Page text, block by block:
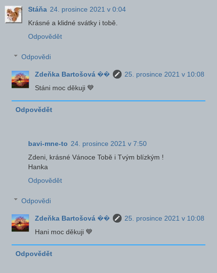
Stáňa 24. prosince 2021 v 0:04
Krásné a klidné svátky i tobě.
Odpovědět
Odpovědi
Zdeňka Bartošová ��
25. prosince 2021 v 10:08
Stáni moc děkuji 💙
Odpovědět
bavi-mne-to 24. prosince 2021 v 7:50
Zdeni, krásné Vánoce Tobě i Tvým blízkým !
Hanka
Odpovědět
Odpovědi
Zdeňka Bartošová ��
25. prosince 2021 v 10:08
Hani moc děkuji 💙
Odpovědět